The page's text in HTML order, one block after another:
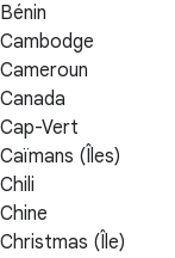
Bénin
Cambodge
Cameroun
Canada
Cap-Vert
Caïmans (Îles)
Chili
Chine
Christmas (Île)